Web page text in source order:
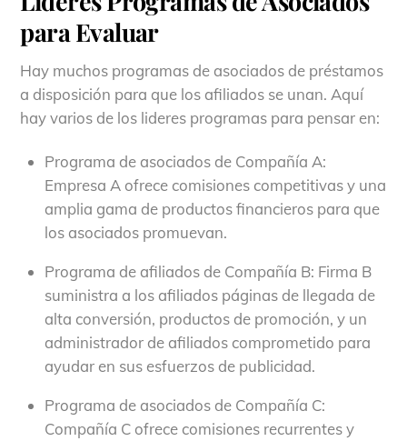
para Evaluar
Hay muchos programas de asociados de préstamos
a disposición para que los afiliados se unan. Aquí
hay varios de los lideres programas para pensar en:
Programa de asociados de Compañía A:
Empresa A ofrece comisiones competitivas y una
amplia gama de productos financieros para que
los asociados promuevan.
Programa de afiliados de Compañía B: Firma B
suministra a los afiliados páginas de llegada de
alta conversión, productos de promoción, y un
administrador de afiliados comprometido para
ayudar en sus esfuerzos de publicidad.
Programa de asociados de Compañía C:
Compañía C ofrece comisiones recurrentes y